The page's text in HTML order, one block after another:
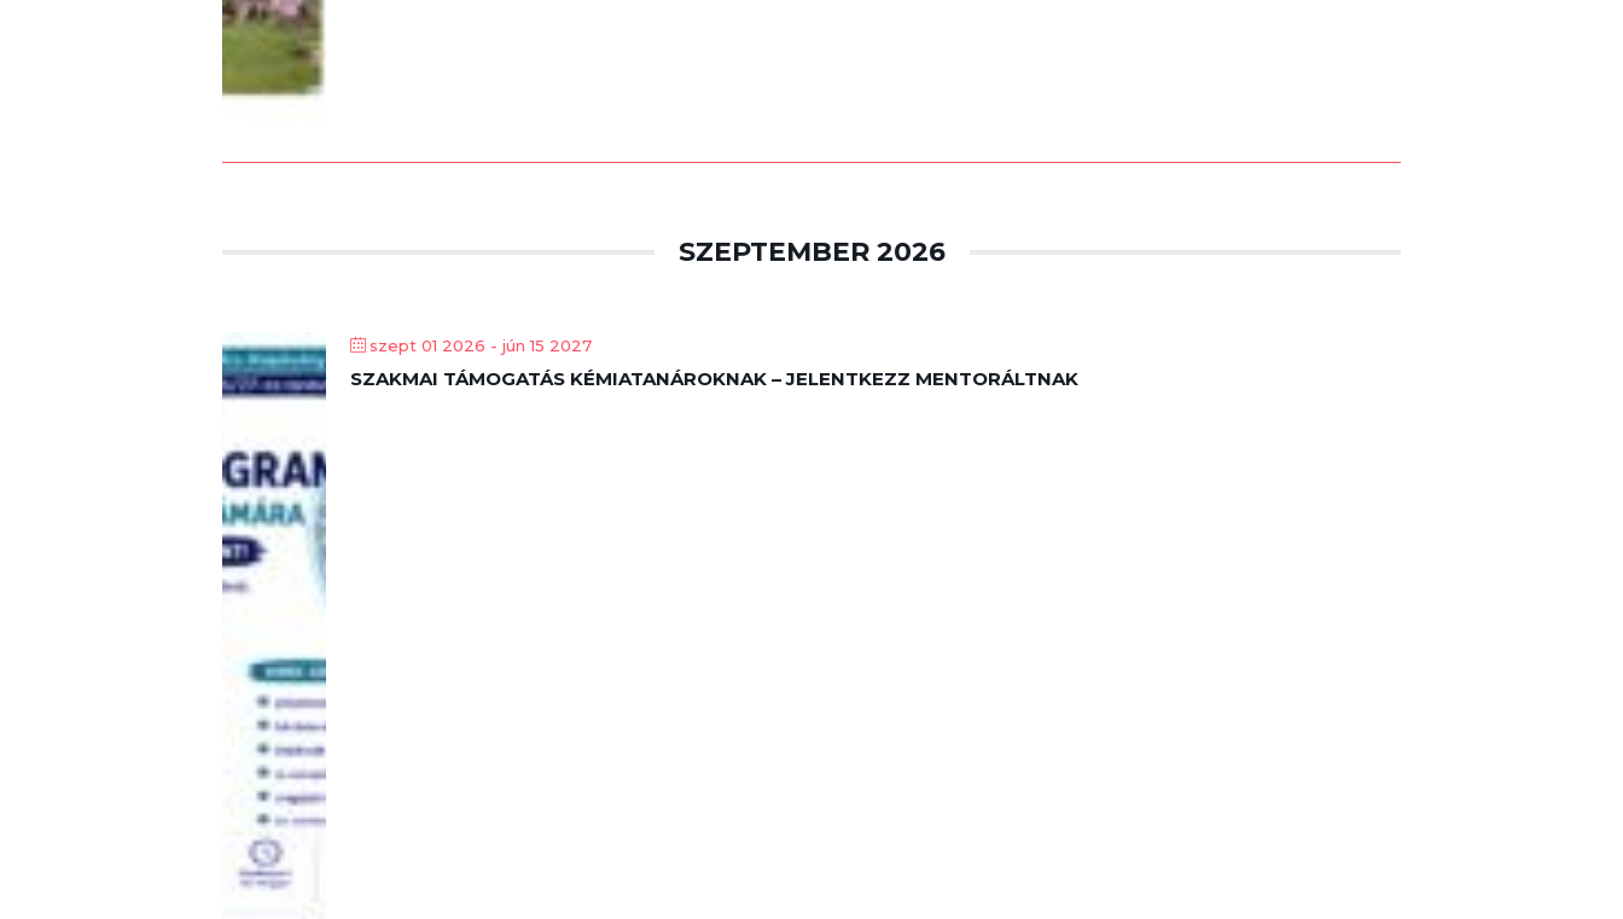
SZEPTEMBER 2026
szept 01 2026 - jún 15 2027
SZAKMAI TÁMOGATÁS KÉMIATANÁROKNAK – JELENTKEZZ MENTORÁLTNAK